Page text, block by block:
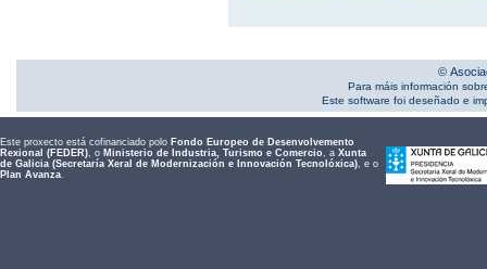
©
Para máis información
Este software foi deseñado e
Este proxecto está cofinanciado polo Fondo Europeo de Desenvolvemento
Rexional (FEDER) , o Ministerio de Industria, Turismo e Comercio , a Xunta
de Galicia (Secretaría Xeral de Modernización e Innovación Tecnolóxica) , e o
Plan Avanza